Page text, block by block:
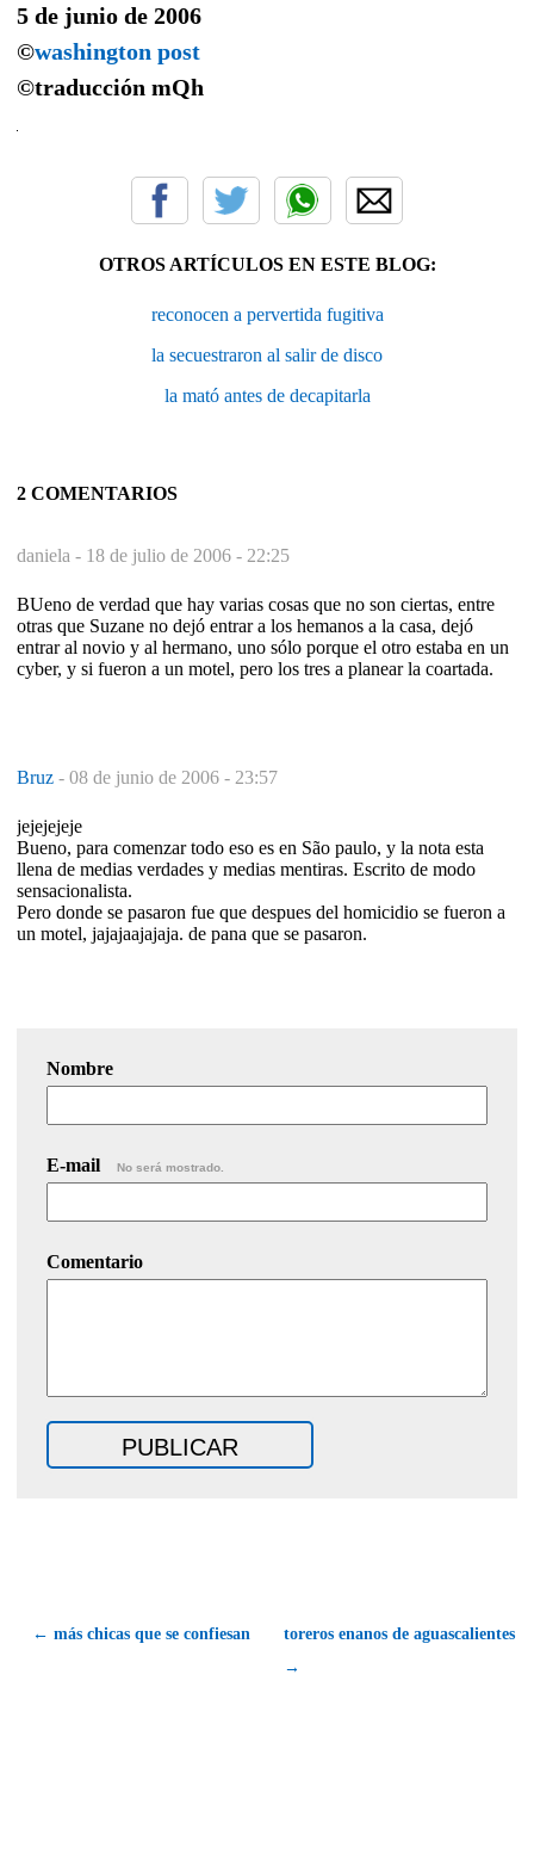
5 de junio de 2006
©washington post
©traducción mQh
OTROS ARTÍCULOS EN ESTE BLOG:
reconocen a pervertida fugitiva
la secuestraron al salir de disco
la mató antes de decapitarla
2 COMENTARIOS
daniela - 18 de julio de 2006 - 22:25
BUeno de verdad que hay varias cosas que no son ciertas, entre
otras que Suzane no dejó entrar a los hemanos a la casa, dejó
entrar al novio y al hermano, uno sólo porque el otro estaba en un
cyber, y si fueron a un motel, pero los tres a planear la coartada.
Bruz - 08 de junio de 2006 - 23:57
jejejejeje
Bueno, para comenzar todo eso es en São paulo, y la nota esta
llena de medias verdades y medias mentiras. Escrito de modo
sensacionalista.
Pero donde se pasaron fue que despues del homicidio se fueron a
un motel, jajajaajajaja. de pana que se pasaron.
Nombre
E-mail No será mostrado.
Comentario
← más chicas que se confiesan
toreros enanos de aguascalientes
→